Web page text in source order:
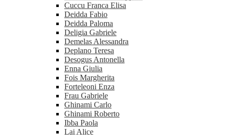
Cuccu Franca Elisa
Deidda Fabio
Deidda Paloma
Deligia Gabriele
Demelas Alessandra
Deplano Teresa
Desogus Antonella
Enna Giulia
Fois Margherita
Forteleoni Enza
Frau Gabriele
Ghinami Carlo
Ghinami Roberto
Ibba Paola
Lai Alice